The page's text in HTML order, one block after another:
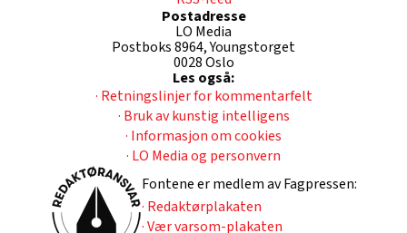
Postadresse
LO Media
Postboks 8964, Youngstorget
0028 Oslo
Les også:
· Retningslinjer for kommentarfelt
· Bruk av kunstig intelligens
· Informasjon om cookies
· LO Media og personvern
Fontene er medlem av Fagpressen:
· Redaktørplakaten
· Vær varsom-plakaten